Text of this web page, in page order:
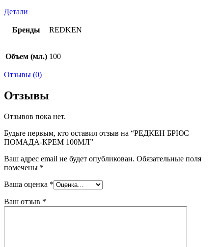
Детали
Бренды REDKEN
Объем (мл.) 100
Отзывы (0)
Отзывы
Отзывов пока нет.
Будьте первым, кто оставил отзыв на “РЕДКЕН БРЮС
ПОМАДА-КРЕМ 100МЛ”
Ваш адрес email не будет опубликован. Обязательные поля
помечены *
Ваша оценка *
Ваш отзыв *